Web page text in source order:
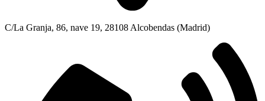
C/La Granja, 86, nave 19, 28108 Alcobendas (Madrid)